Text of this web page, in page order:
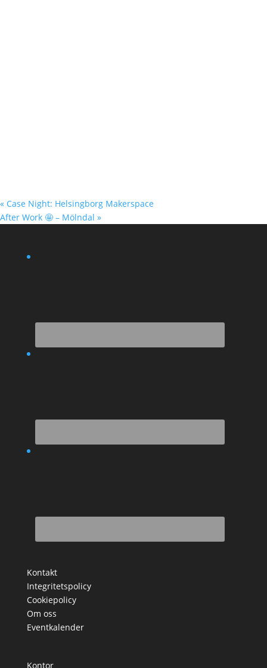
« Case Night: Helsingborg Makerspace
After Work 🤩 – Mölndal »
Kontakt
Integritetspolicy
Cookiepolicy
Om oss
Eventkalender
Kontor